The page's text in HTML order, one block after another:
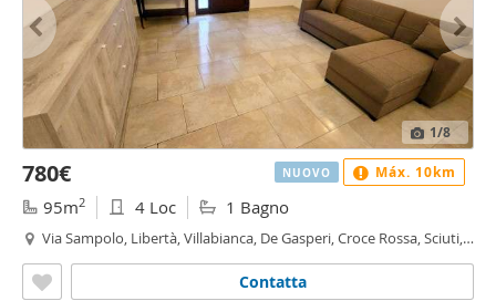
1/8
780€
95m2 4 Loc 1 Bagno
Via Sampolo, Libertà, Villabianca, De Gasperi, Croce Rossa, Sciuti,
Contatta
NUOVO Máx. 10km